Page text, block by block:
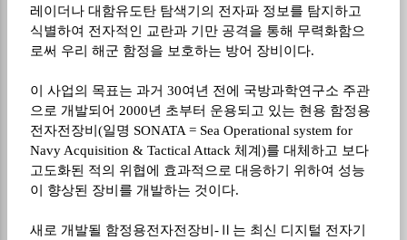
레이더나 대함유도탄 탐색기의 전자파 정보를 탐지하고
식별하여 전자적인 교란과 기만 공격을 통해 무력화함으
로써 우리 해군 함정을 보호하는 방어 장비이다.
이 사업의 목표는 과거 30여년 전에 국방과학연구소 주관
으로 개발되어 2000년 초부터 운용되고 있는 현용 함정용
전자전장비(일명 SONATA = Sea Operational system for
Navy Acquisition & Tactical Attack 체계)를 대체하고 보다
고도화된 적의 위협에 효과적으로 대응하기 위하여 성능
이 향상된 장비를 개발하는 것이다.
새로 개발될 함정용전자전장비-Ⅱ는 최신 디지털 전자기